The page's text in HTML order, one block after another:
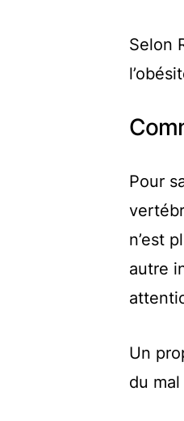
Selon
Pour
n’est
autre
Un
du